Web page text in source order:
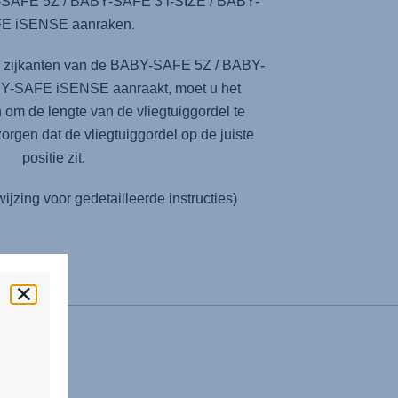
iSENSE aanraken.
van de BABY-SAFE 5Z / BABY-
SAFE iSENSE aanraakt, moet u het
de lengte van de vliegtuiggordel te
dat de vliegtuiggordel op de juiste
positie zit.
voor gedetailleerde instructies)